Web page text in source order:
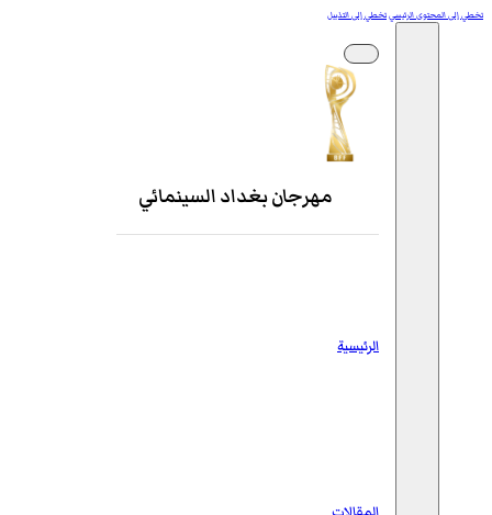
تخطي إلى المحتوى الرئيسيتخطي إلى التذييل
مهرجان بغداد السينمائي
الرئيسية